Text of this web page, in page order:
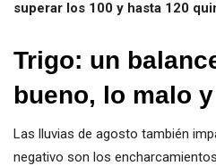
superar los 100 y hasta 120
Trigo: un
bueno, lo malo
Las lluvias de agosto también
negativo son los